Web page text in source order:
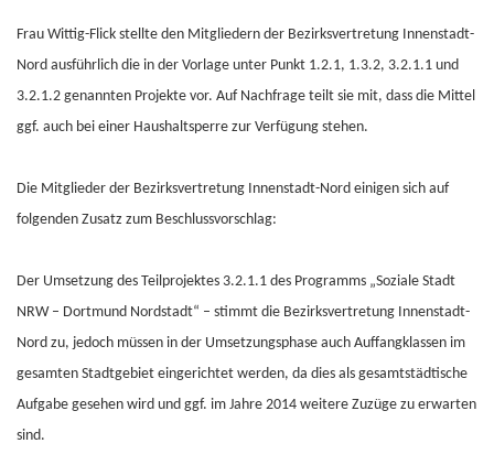
Frau Wittig-Flick stellte den Mitgliedern der Bezirksvertretung Innenstadt-
Nord ausführlich die in der Vorlage unter Punkt 1.2.1, 1.3.2, 3.2.1.1 und
3.2.1.2 genannten Projekte vor. Auf Nachfrage teilt sie mit, dass die Mittel
ggf. auch bei einer Haushaltsperre zur Verfügung stehen.
Die Mitglieder der Bezirksvertretung Innenstadt-Nord einigen sich auf
folgenden Zusatz zum Beschlussvorschlag:
Der Umsetzung des Teilprojektes 3.2.1.1 des Programms „Soziale Stadt
NRW – Dortmund Nordstadt“ – stimmt die Bezirksvertretung Innenstadt-
Nord zu, jedoch müssen in der Umsetzungsphase auch Auffangklassen im
gesamten Stadtgebiet eingerichtet werden, da dies als gesamtstädtische
Aufgabe gesehen wird und ggf. im Jahre 2014 weitere Zuzüge zu erwarten
sind.